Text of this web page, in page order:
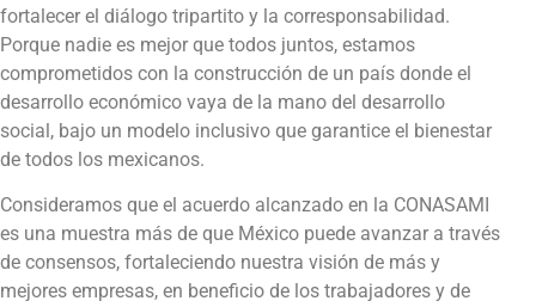
fortalecer el diálogo tripartito y la corresponsabilidad.
Porque nadie es mejor que todos juntos, estamos
comprometidos con la construcción de un país donde el
desarrollo económico vaya de la mano del desarrollo
social, bajo un modelo inclusivo que garantice el bienestar
de todos los mexicanos.
Consideramos que el acuerdo alcanzado en la CONASAMI
es una muestra más de que México puede avanzar a través
de consensos, fortaleciendo nuestra visión de más y
mejores empresas, en beneficio de los trabajadores y de